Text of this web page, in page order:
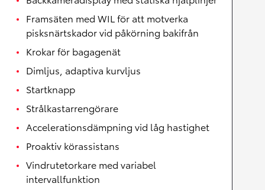
Framsäten med WIL för att motverka
pisksnärtskador vid påkörning bakifrån
Krokar för bagagenät
Dimljus, adaptiva kurvljus
Startknapp
Strålkastarrengörare
Accelerationsdämpning vid låg hastighet
Proaktiv körassistans
Vindrutetorkare med variabel
intervallfunktion